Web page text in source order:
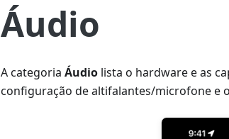
Áudio
A categoria Áudio lista o hardware e as
configuração de altifalantes/microfone e